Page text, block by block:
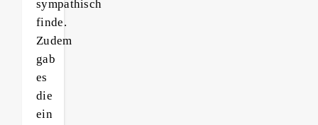
sympathisch
finde.
Zudem
gab
es
die
ein